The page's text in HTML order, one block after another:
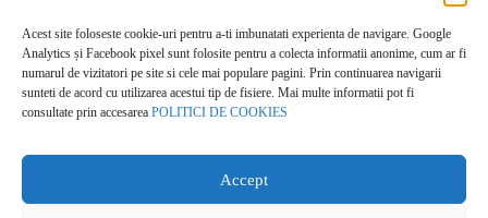
Acest site foloseste cookie-uri pentru a-ti imbunatati experienta de navigare. Google
Analytics și Facebook pixel sunt folosite pentru a colecta informatii anonime, cum ar fi
numarul de vizitatori pe site si cele mai populare pagini. Prin continuarea navigarii
sunteti de acord cu utilizarea acestui tip de fisiere. Mai multe informatii pot fi
consultate prin accesarea POLITICI DE COOKIES
Accept
POLITICĂ DE CONFIDENȚIALITATE
Politica de cookies